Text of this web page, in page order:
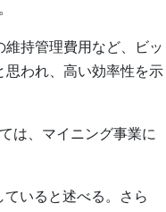
持管理費用など、ビッ
思われ、高い効率性を示
は、マイニング事業に
いると述べる。さら